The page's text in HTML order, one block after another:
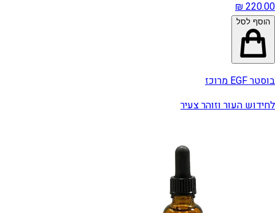
הוסף לסל
בוסטר EGF מרוכז
לחידוש העור וזוהר צעיר